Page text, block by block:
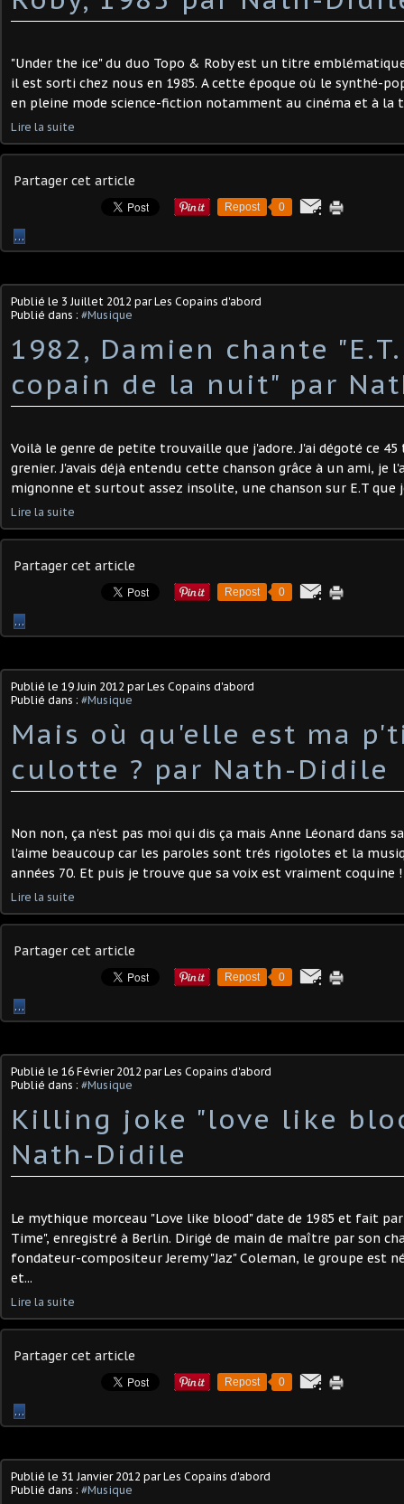
"Under the ice" du duo Topo & Roby est un titre
il est sorti chez nous en 1985. A cette époque où le synthé-
en pleine mode science-fiction notamment au cinéma et à la
Lire la suite
Partager cet article
Repost 0
…
Publié le 3 Juillet 2012 par Les Copains d'abord
Publié dans : #Musique
1982, Damien chante
copain de la nuit" par
Voilà le genre de petite trouvaille que j'adore. J'ai dégoté ce
grenier. J'avais déjà entendu cette chanson grâce à un ami, je
mignonne et surtout assez insolite, une chanson sur E.T que
Lire la suite
Partager cet article
Repost 0
…
Publié le 19 Juin 2012 par Les Copains d'abord
Publié dans : #Musique
Mais où qu'elle est ma
culotte ? par Nath-Didile
Non non, ça n'est pas moi qui dis ça mais Anne Léonard dans
l'aime beaucoup car les paroles sont trés rigolotes et la
années 70. Et puis je trouve que sa voix est vraiment coquine
Lire la suite
Partager cet article
Repost 0
…
Publié le 16 Février 2012 par Les Copains d'abord
Publié dans : #Musique
Killing joke "love like
Nath-Didile
Le mythique morceau "Love like blood" date de 1985 et fait
Time", enregistré à Berlin. Dirigé de main de maître par son
fondateur-compositeur Jeremy "Jaz" Coleman, le groupe est
et...
Lire la suite
Partager cet article
Repost 0
…
Publié le 31 Janvier 2012 par Les Copains d'abord
Publié dans : #Musique